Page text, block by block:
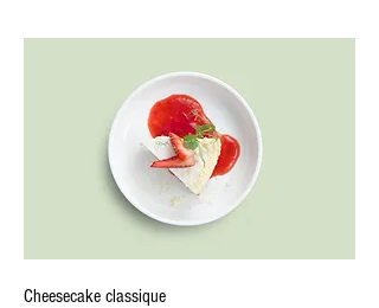
Cheesecake classique